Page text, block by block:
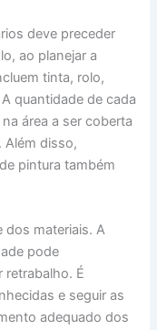
deve preceder
ao planejar a
tinta, rolo,
quantidade de cada
área a ser coberta
Além disso,
pintura também
dos materiais. A
pode
retrabalho. É
e seguir as
adequado dos